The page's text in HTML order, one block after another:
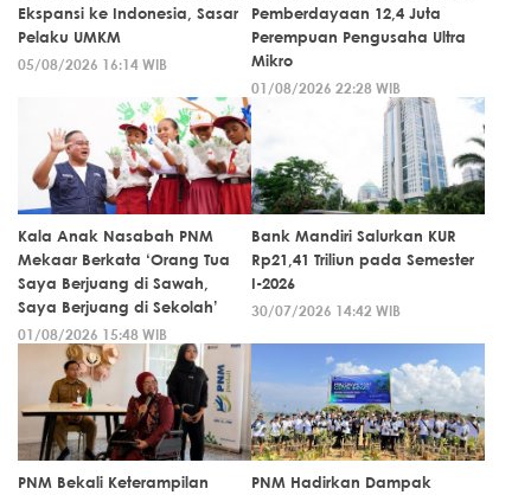
Ekspansi ke Indonesia, Sasar
Pelaku UMKM
05/08/2026 16:14 WIB
Pemberdayaan 12,4 Juta
Perempuan Pengusaha Ultra
Mikro
01/08/2026 22:28 WIB
Kala Anak Nasabah PNM
Mekaar Berkata ‘Orang Tua
Saya Berjuang di Sawah,
Saya Berjuang di Sekolah’
01/08/2026 15:48 WIB
Bank Mandiri Salurkan KUR
Rp21,41 Triliun pada Semester
I-2026
30/07/2026 14:42 WIB
PNM Bekali Keterampilan
PNM Hadirkan Dampak